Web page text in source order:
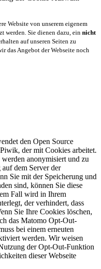
Website von unserem eigenem
werden. Sie dienen dazu, ein nicht
auf unseren Seiten zu
das Angebot der Webseite noch
den Open Source
der mit Cookies arbeitet.
anonymisiert und zu
dem Server der
Sie mit der Speicherung und
sind, können Sie diese
Fall wird in Ihrem
der verhindert, dass
Sie Ihre Cookies löschen,
das Matomo Opt-Out-
bei einem erneuten
werden. Wir weisen
der Opt-Out-Funktion
dieser Webseite